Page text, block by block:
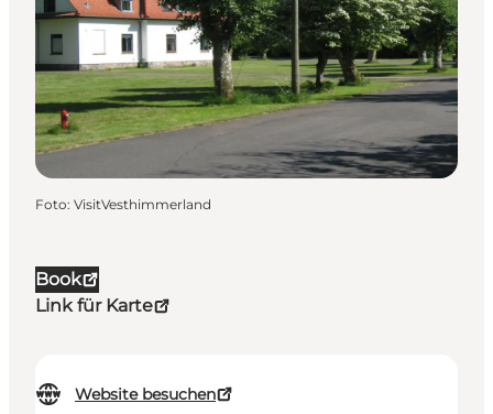
Book
Link für Karte
Website besuchen
Foto: VisitVesthimmerland